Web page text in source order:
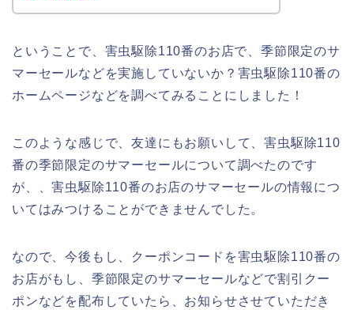
ということで、害虫駆除110番のお店で、季節限定のサ
マーセールなどを実施していないか？害虫駆除110番の
ホームページなどを調べてみることにしました！
このような感じで、友達にもお願いして、害虫駆除110
番の季節限定のサマーセールについて調べたのです
が、、害虫駆除110番のお店のサマーセールの情報につ
いてはみつけることができませんでした。
なので、今後もし、クーポンコードを害虫駆除110番の
お店がもし、季節限定のサマーセールなどで割引クー
ポンなどを配布していたら、お知らせさせていただき